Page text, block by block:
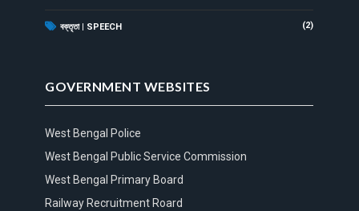
বক্তৃতা | SPEECH (2)
GOVERNMENT WEBSITES
West Bengal Police
West Bengal Public Service Commission
West Bengal Primary Board
Railway Recruitment Roard